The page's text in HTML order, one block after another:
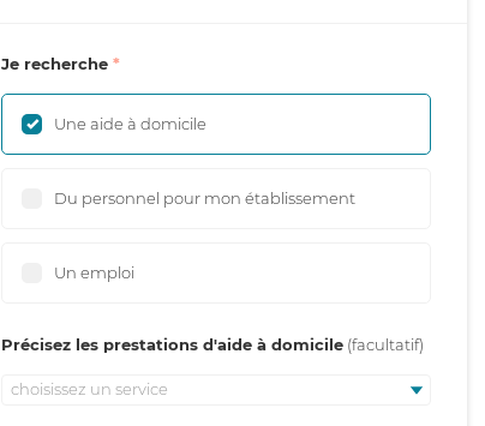
Je recherche
Une aide à domicile
Du personnel pour mon établissement
Un emploi
Précisez les prestations d'aide à domicile
choisissez un service